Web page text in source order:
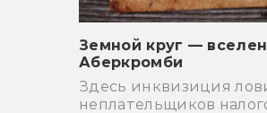
Земной круг —
Аберкромби
Здесь инквизиция
неплательщиков